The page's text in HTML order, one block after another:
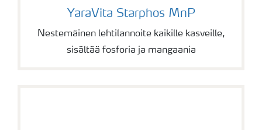
YaraVita Starphos MnP
YaraVita Starphos MnP
Nestemäinen lehtilannoite kaikille kasveille,
sisältää fosforia ja mangaania